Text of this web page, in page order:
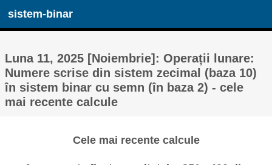
sistem-binar
Luna 11, 2025 [Noiembrie]: Operații lunare:
Numere scrise din sistem zecimal (baza 10)
în sistem binar cu semn (în baza 2) - cele
mai recente calcule
Cele mai recente calcule